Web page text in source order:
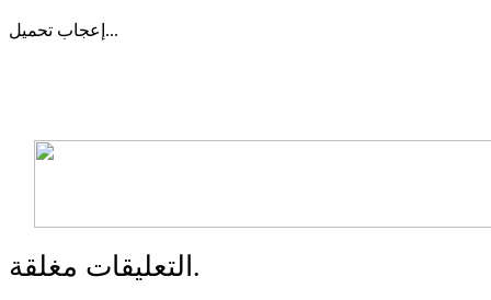
إعجاب تحميل...
التعليقات مغلقة.